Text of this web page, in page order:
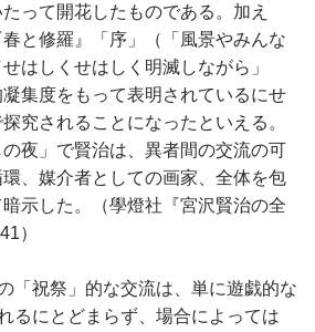
って開花したものである。加え
と修羅』「序」（「風景やみんな
はしくせはしく明滅しながら」
集度をもって表明されているにせ
究されることになったといえる。
の夜」で賢治は、異者間の交流の可
、媒介者としての画家、全体を包
示した。（學燈社『宮沢賢治の全
）
「祝祭」的な交流は、単に遊戯的な
るにとどまらず、場合によっては